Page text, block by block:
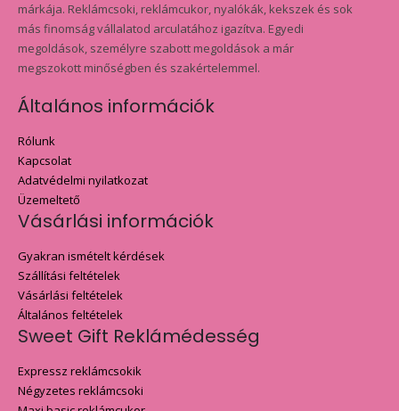
márkája. Reklámcsoki, reklámcukor, nyalókák, kekszek és sok
más finomság vállalatod arculatához igazítva. Egyedi
megoldások, személyre szabott megoldások a már
megszokott minőségben és szakértelemmel.
Általános információk
Rólunk
Kapcsolat
Adatvédelmi nyilatkozat
Üzemeltető
Vásárlási információk
Gyakran ismételt kérdések
Szállítási feltételek
Vásárlási feltételek
Általános feltételek
Sweet Gift Reklámédesség
Expressz reklámcsokik
Négyzetes reklámcsoki